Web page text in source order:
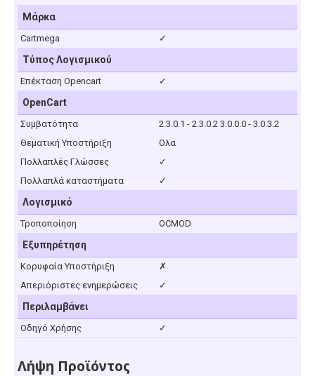
Μάρκα
Cartmega ✓
Τύπος Λογισμικού
Επέκταση Opencart ✓
OpenCart
Συμβατότητα
2.3.0.1 - 2.3.0.2 3.0.0.0 - 3.0.3.2
Θεματική Υποστήριξη
Ολα
Πολλαπλές Γλώσσες
✓
Πολλαπλά καταστήματα
✓
Λογισμικό
Τροποποίηση OCMOD
Εξυπηρέτηση
Κορυφαία Υποστήριξη
✗
Απεριόριστες ενημερώσεις
✓
Περιλαμβάνει
Οδηγό Χρήσης ✓
Λήψη Προϊόντος